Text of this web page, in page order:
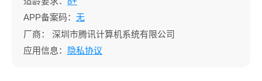
APP备案码： 无
厂商：
深圳市腾讯计算机系统有限公司
应用信息：
隐私协议